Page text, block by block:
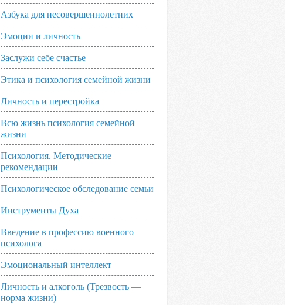
Азбука для несовершеннолетних
Эмоции и личность
Заслужи себе счастье
Этика и психология семейной жизни
Личность и перестройка
Всю жизнь психология семейной
жизни
Психология. Методические
рекомендации
Психологическое обследование семьи
Инструменты Духа
Введение в профессию военного
психолога
Эмоциональный интеллект
Личность и алкоголь (Трезвость —
норма жизни)